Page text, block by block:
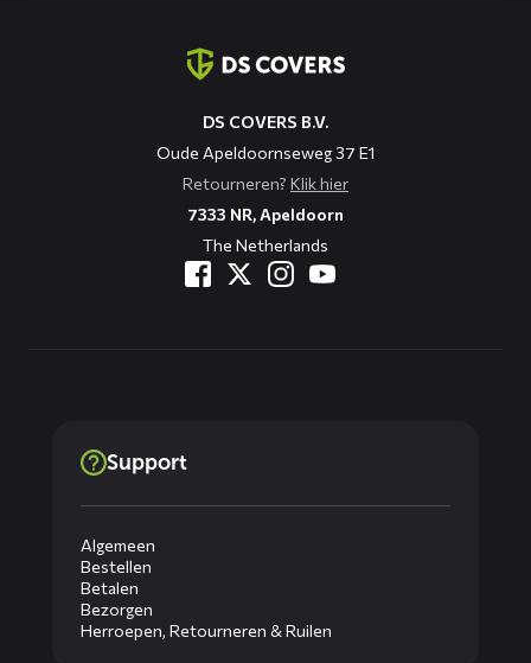
DS COVERS B.V.
Oude Apeldoornseweg 37 E1
Retourneren? Klik hier
7333 NR, Apeldoorn
The Netherlands
Support
Algemeen
Bestellen
Betalen
Bezorgen
Herroepen, Retourneren & Ruilen